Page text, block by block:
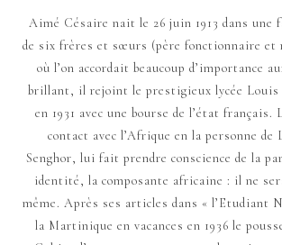
Aimé Césaire nait le 26 juin 1913 dans une
de six frères et sœurs (père fonctionnaire et
où l’on accordait beaucoup d’importance
brillant, il rejoint le prestigieux lycée Louis
en 1931 avec une bourse de l’état français.
contact avec l’Afrique en la personne de
Senghor, lui fait prendre conscience de la
identité, la composante africaine : il ne
même. Après ses articles dans « l’Etudiant
la Martinique en vacances en 1936 le